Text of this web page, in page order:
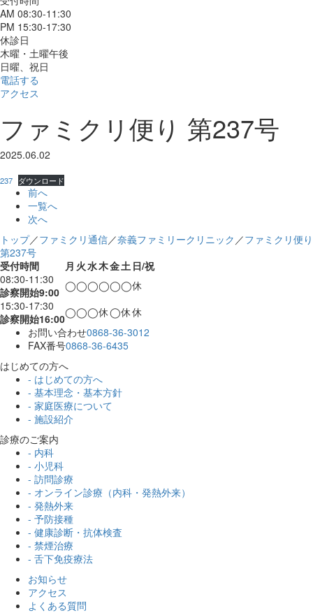
AM 08:30-11:30
PM 15:30-17:30
休診日
木曜・土曜午後
日曜、祝日
電話する
アクセス
ファミクリ便り 第237号
2025.06.02
237 ダウンロード
前へ
一覧へ
次へ
トップ／ファミクリ通信／奈義ファミリークリニック ／ファミクリ便り
第237号
受付時間
月 火水木金土 日/祝
08:30-11:30
診察開始9:00 ◯◯◯◯◯◯休
15:30-17:30
診察開始16:00◯◯◯休◯休休
お問い合わせ0868-36-3012
FAX番号0868-36-6435
はじめての方へ
- はじめての方へ
- 基本理念・基本方針
- 家庭医療について
- 施設紹介
診療のご案内
- 内科
- 小児科
- 訪問診療
- オンライン診療（内科・発熱外来）
- 発熱外来
- 予防接種
- 健康診断・抗体検査
- 禁煙治療
- 舌下免疫療法
お知らせ
アクセス
よくある質問